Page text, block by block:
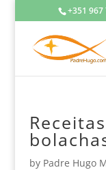
+351 967
by Padre Hugo